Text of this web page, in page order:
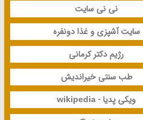
نی نی سایت
سایت آشپزی و غذا دونفره
رژیم دکتر کرمانی
طب سنتی خیراندیش
ویکی پدیا - wikipedia